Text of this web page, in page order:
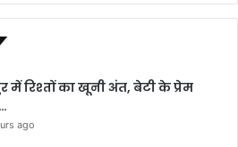
में रिश्तों का खूनी अंत, बेटी के प्रेम
ago